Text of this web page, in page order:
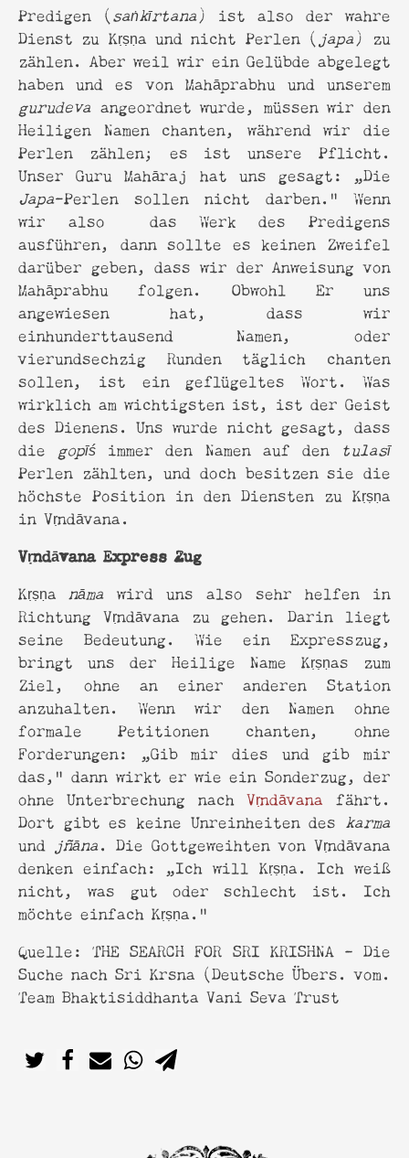
Predigen (saṅkīrtana) ist also der wahre
Dienst zu Kṛṣṇa und nicht Perlen ( japa) zu
zählen. Aber weil wir ein Gelübde abgelegt
haben und es von Mahāprabhu und unserem
gurudevaangeordnet wurde, müssen wir den
Heiligen Namen chanten, während wir die
Perlen zählen; es ist unsere Pflicht.
Unser Guru Mahāraj hat uns gesagt: „Die
Japa-Perlen sollen nicht darben.“ Wenn
wir also das Werk des Predigens
ausführen, dann sollte es keinen Zweifel
darüber geben, dass wir der Anweisung von
Mahāprabhu folgen. Obwohl Er uns
angewiesen hat, dass wir
einhunderttausend Namen, oder
vierundsechzig Runden täglich chanten
sollen, ist ein geflügeltes Wort. Was
wirklich am wichtigsten ist, ist der Geist
des Dienens. Uns wurde nicht gesagt, dass
die gopīśimmer den Namen auf den tulasī
Perlen zählten, und doch besitzen sie die
höchste Position in den Diensten zu Kṛṣṇa
in Vṛndāvana.
Vṛndāvana Express Zug
Kṛṣṇa nāmawird uns also sehr helfen in
Richtung Vṛndāvana zu gehen. Darin liegt
seine Bedeutung. Wie ein Expresszug,
bringt uns der Heilige Name Kṛṣṇas zum
Ziel, ohne an einer anderen Station
anzuhalten. Wenn wir den Namen ohne
formale Petitionen chanten, ohne
Forderungen: „Gib mir dies und gib mir
das,“ dann wirkt er wie ein Sonderzug, der
ohne Unterbrechung nach Vṛndāvanafährt.
Dort gibt es keine Unreinheiten des karma
und jñāna. Die Gottgeweihten von Vṛndāvana
denken einfach: „Ich will Kṛṣṇa. Ich weiß
nicht, was gut oder schlecht ist. Ich
möchte einfach Kṛṣṇa.“
Quelle: THE SEARCH FOR SRI KRISHNA – Die
Suche nach Sri Krsna (Deutsche Übers. vom.
Team Bhaktisiddhanta Vani Seva Trust